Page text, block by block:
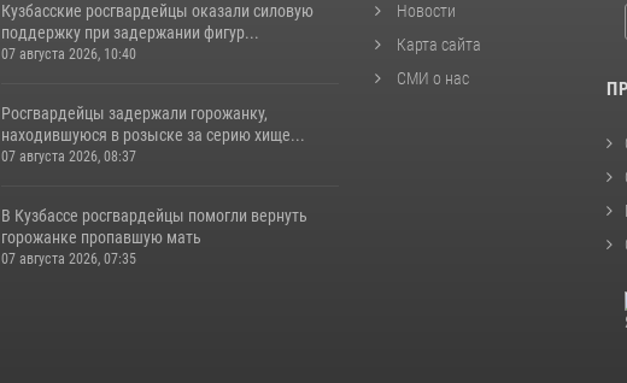
Кузбасские росгвардейцы оказали силовую
поддержку при задержании фигур...
07 августа 2026, 10:40
Росгвардейцы задержали горожанку,
находившуюся в розыске за серию хище...
07 августа 2026, 08:37
В Кузбассе росгвардейцы помогли вернуть
горожанке пропавшую мать
07 августа 2026, 07:35
Новости
Карта сайта
СМИ о нас